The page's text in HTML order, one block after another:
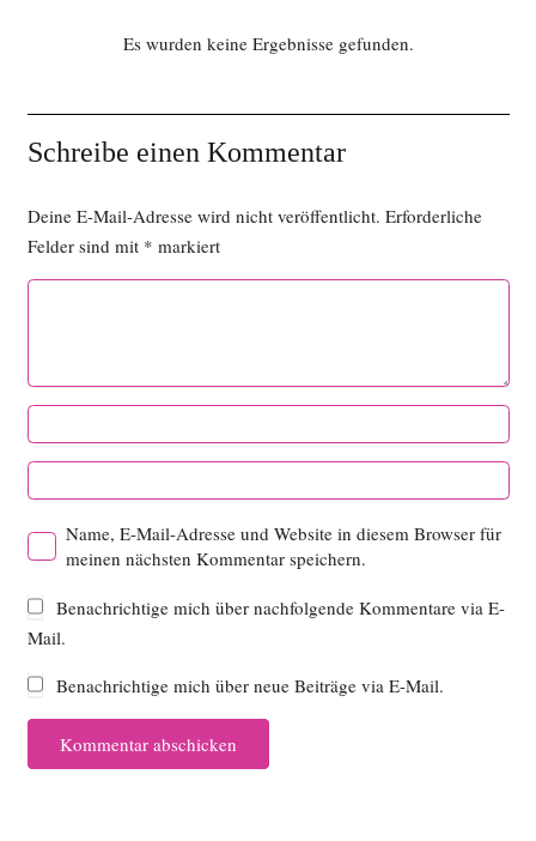
Es wurden keine Ergebnisse gefunden.
Schreibe einen Kommentar
Deine E-Mail-Adresse wird nicht veröffentlicht. Erforderliche
Felder sind mit * markiert
Name, E-Mail-Adresse und Website in diesem Browser für
meinen nächsten Kommentar speichern.
Benachrichtige mich über nachfolgende Kommentare via E-
Mail.
Benachrichtige mich über neue Beiträge via E-Mail.
Kommentar abschicken